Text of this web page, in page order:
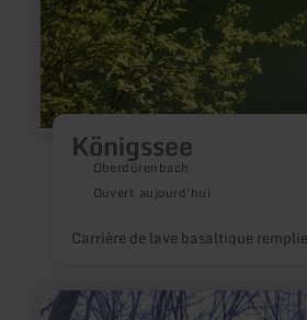
Königssee
Oberdürenbach
Ouvert aujourd'hui
Carrière de lave basaltique
en
savoir